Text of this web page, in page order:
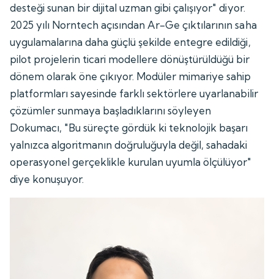
desteği sunan bir dijital uzman gibi çalışıyor" diyor.
2025 yılı Norntech açısından Ar-Ge çıktılarının saha
uygulamalarına daha güçlü şekilde entegre edildiği,
pilot projelerin ticari modellere dönüştürüldüğü bir
dönem olarak öne çıkıyor. Modüler mimariye sahip
platformları sayesinde farklı sektörlere uyarlanabilir
çözümler sunmaya başladıklarını söyleyen
Dokumacı, "Bu süreçte gördük ki teknolojik başarı
yalnızca algoritmanın doğruluğuyla değil, sahadaki
operasyonel gerçeklikle kurulan uyumla ölçülüyor"
diye konuşuyor.